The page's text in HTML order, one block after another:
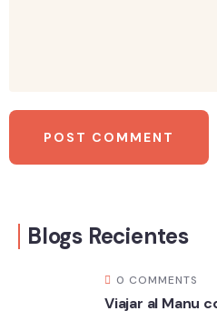
Blogs Recientes
0 COMMENTS
Viajar al Manu